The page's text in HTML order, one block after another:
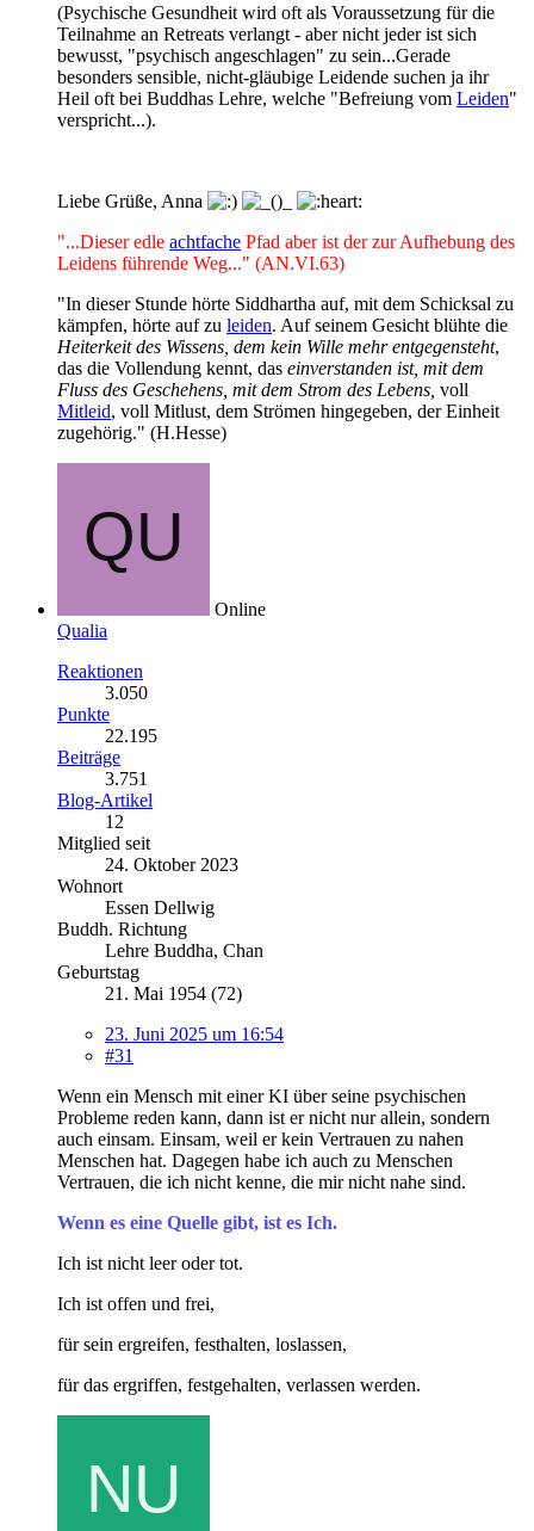
(Psychische Gesundheit wird oft als Voraussetzung für die
Teilnahme an Retreats verlangt - aber nicht jeder ist sich
bewusst, "psychisch angeschlagen" zu sein...Gerade
besonders sensible, nicht-gläubige Leidende suchen ja ihr
Heil oft bei Buddhas Lehre, welche "Befreiung vom Leiden"
verspricht...).
Liebe Grüße, Anna
"...Dieser edle achtfache Pfad aber ist der zur Aufhebung des
Leidens führende Weg..." (AN.VI.63)
"In dieser Stunde hörte Siddhartha auf, mit dem Schicksal zu
kämpfen, hörte auf zu leiden. Auf seinem Gesicht blühte die
Heiterkeit des Wissens, dem kein Wille mehr entgegensteht,
das die Vollendung kennt, das einverstanden ist, mit dem
Fluss des Geschehens, mit dem Strom des Lebens, voll
Mitleid, voll Mitlust, dem Strömen hingegeben, der Einheit
zugehörig." (H.Hesse)
Online
Qualia
Reaktionen
3.050
Punkte
22.195
Beiträge
3.751
Blog-Artikel
12
Mitglied seit
24. Oktober 2023
Wohnort
Essen Dellwig
Buddh. Richtung
Lehre Buddha, Chan
Geburtstag
21. Mai 1954 (72)
23. Juni 2025 um 16:54
#31
Wenn ein Mensch mit einer KI über seine psychischen
Probleme reden kann, dann ist er nicht nur allein, sondern
auch einsam. Einsam, weil er kein Vertrauen zu nahen
Menschen hat. Dagegen habe ich auch zu Menschen
Vertrauen, die ich nicht kenne, die mir nicht nahe sind.
Wenn es eine Quelle gibt, ist es Ich.
Ich ist nicht leer oder tot.
Ich ist offen und frei,
für sein ergreifen, festhalten, loslassen,
für das ergriffen, festgehalten, verlassen werden.